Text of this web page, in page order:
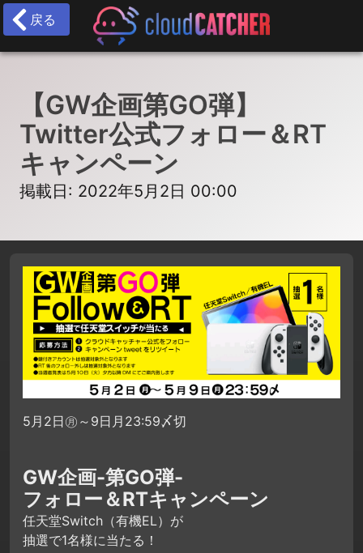
戻る
【GW企画第GO弾】
Twitter公式フォロー＆RT
キャンペーン
掲載日: 2022年5月2日 00:00
5月2日㊊～9日月23:59〆切
GW企画-第GO弾-
フォロー＆RTキャンペーン
任天堂Switch（有機EL）が
抽選で1名様に当たる！